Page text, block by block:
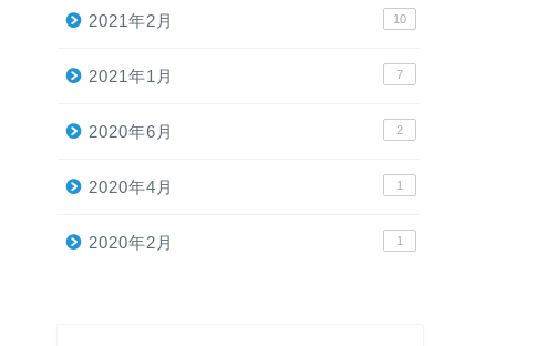
2021年2月 10
2021年1月 7
2020年6月 2
2020年4月 1
2020年2月 1